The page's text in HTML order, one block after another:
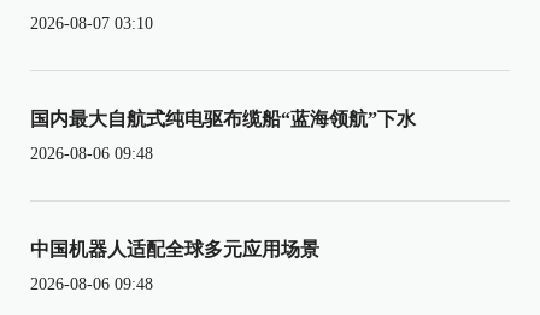
2026-08-07 03:10
国内最大自航式纯电驱布缆船“蓝海领航”下水
2026-08-06 09:48
中国机器人适配全球多元应用场景
2026-08-06 09:48